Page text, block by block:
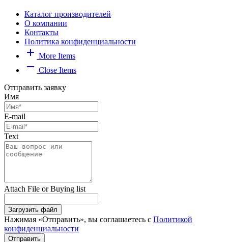
Каталог производителей
О компании
Контакты
Политика конфиденциальности
add More Items
remove Close Items
Отправить заявку
Имя
E-mail
Text
Attach File or Buying list
Загрузить файл
Нажимая «Отправить», вы соглашаетесь с Политикой
конфиденциальности
Отправить